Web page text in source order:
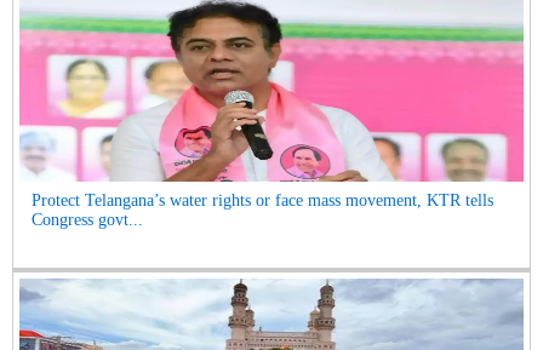
Protect Telangana’s water rights or face mass movement, KTR tells
Congress govt...